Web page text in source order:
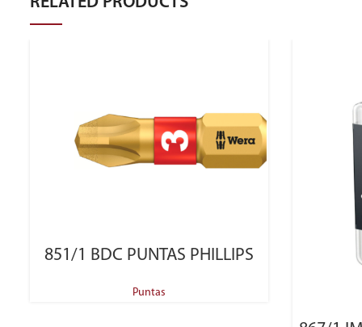
851/1 BDC PUNTAS PHILLIPS
Puntas